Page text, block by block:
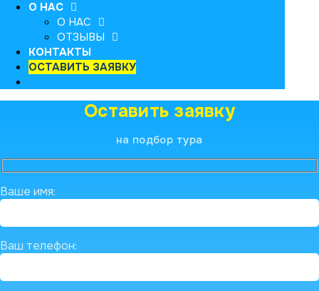
О НАС
О НАС
ОТЗЫВЫ
КОНТАКТЫ
ОСТАВИТЬ ЗАЯВКУ
Оставить заявку
на подбор тура
Ваше имя:
Ваш телефон: